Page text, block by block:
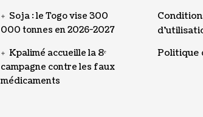
Soja : le Togo vise 300
000 tonnes en 2026-2027
Kpalimé accueille la 8ᵉ
campagne contre les faux
médicaments
Politique